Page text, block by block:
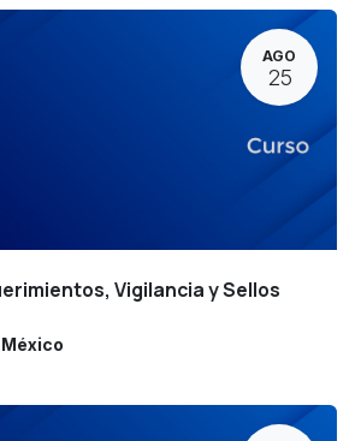
AGO
25
Vigilancia y Sellos
México